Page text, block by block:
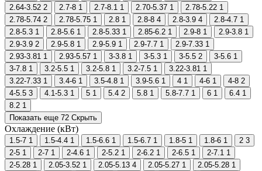
2.64-3.52 2 2.7-8 1 2.7-8.1 1 2.70-5.37 1 2.78-5.22 1
2.78-5.74 2 2.78-5.75 1 2.8 1 2.8-8 4 2.8-3.9 4 2.8-4.7 1
2.8-5.3 1 2.8-5.6 1 2.8-5.33 1 2.85-6.2 1 2.9-8 1 2.9-3.8 1
2.9-3.9 2 2.9-5.8 1 2.9-5.9 1 2.9-7.7 1 2.9-7.33 1
2.93-3.81 1 2.93-5.57 1 3-3.8 1 3-5.3 1 3-5.5 2 3-5.6 1
3-7.8 1 3.2-5.5 1 3.2-5.8 1 3.2-7.5 1 3.22-3.81 1
3.22-7.33 1 3.4-6 1 3.5-4.8 1 3.9-5.6 1 4 1 4-6 1 4-8 2
4-5.5 3 4.1-5.3 1 5 1 5.4 2 5.8 1 5.8-7.7 1 6 1 6.4 1
8.2 1
Показать еще 72 Скрыть
Охлаждение (кВт)
1.5-7 1 1.5-4.4 1 1.5-6.6 1 1.5-6.7 1 1.8-5 1 1.8-6 1 2 3
2-5 1 2-7 1 2-4.6 1 2-5.2 1 2-6.2 1 2-6.5 1 2-7.1 1
2-5.28 1 2.05-3.52 1 2.05-5.13 4 2.05-5.27 1 2.05-5.28 1